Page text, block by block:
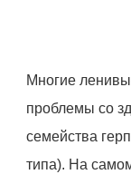
Многие
проблемы со
семейства
типа). На